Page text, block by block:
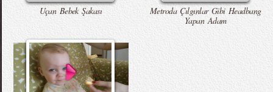
Uçan Bebek Şakası
Metroda Çılgınlar Gibi Headbang
Yapan Adam